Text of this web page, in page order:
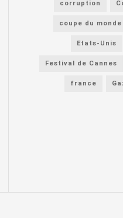
corruption
coupe du monde
Etats-Unis
Festival de Cannes
france